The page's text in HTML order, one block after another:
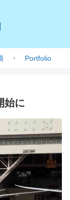
・ Portfolio
始に